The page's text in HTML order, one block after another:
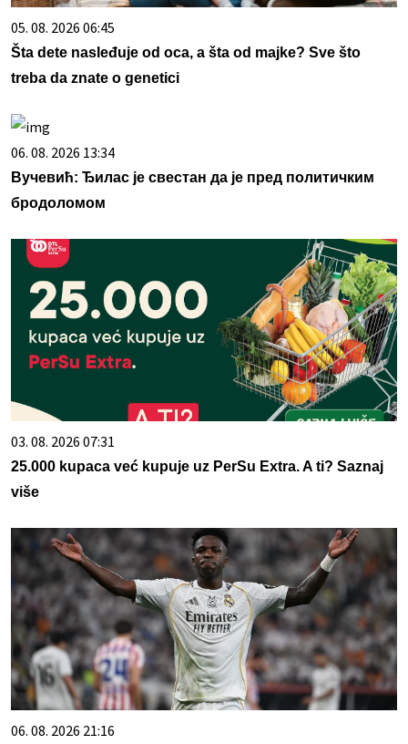
05. 08. 2026 06:45
Šta dete nasleđuje od oca, a šta od majke? Sve što
treba da znate o genetici
06. 08. 2026 13:34
Вучевић: Ђилас је свестан да је пред политичким
бродоломом
03. 08. 2026 07:31
25.000 kupaca već kupuje uz PerSu Extra. A ti? Saznaj
više
06. 08. 2026 21:16